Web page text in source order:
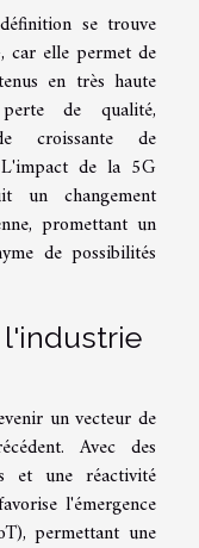
se trouve
car elle permet de
en très haute
de qualité,
croissante de
de la 5G
un changement
promettant un
de possibilités
l'industrie
un vecteur de
Avec des
et une réactivité
l'émergence
permettant une